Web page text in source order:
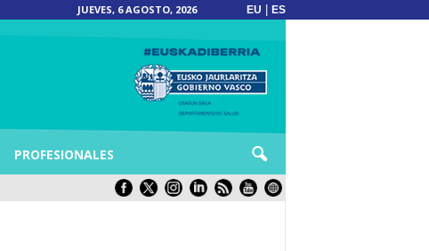
JUEVES, 6 AGOSTO, 2026 EU ES
PROFESIONALES